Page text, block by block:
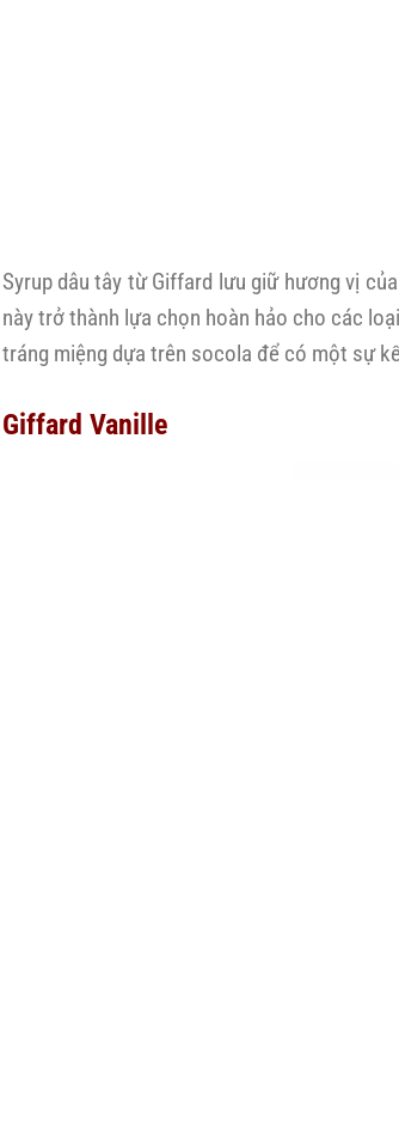
Syrup dâu tây từ Giffard lưu giữ hương vị
này trở thành lựa chọn hoàn hảo cho các
tráng miệng dựa trên socola để có một sự
Giffard Vanille